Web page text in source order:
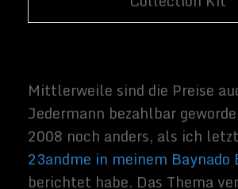
der Kritik
mündete sogar in einem Webeverbot, das in
den USA 2013 ausgesprochen wurde. Das
Unternehmen hatte damals keine Lizenz
zum Verkauf von Gesundheitsprodukten.
Auch war der relativ unbefangene Umgang
mit diesen hochsensiblen Daten kritisiert
worden.